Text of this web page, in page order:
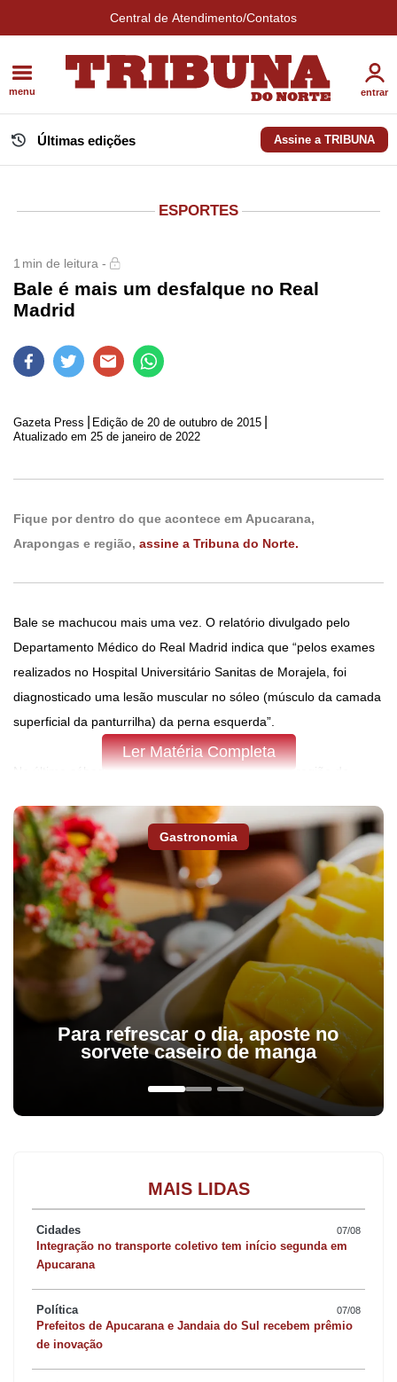
Central de Atendimento/Contatos
menu entrar
Últimas edições Assine a TRIBUNA
ESPORTES
1 min de leitura -
Bale é mais um desfalque no Real
Madrid
Gazeta Press Edição de 20 de outubro de 2015
Atualizado em 25 de janeiro de 2022
Fique por dentro do que acontece em Apucarana,
Arapongas e região, assine a Tribuna do Norte.
Bale se machucou mais uma vez. O relatório divulgado pelo
Departamento Médico do Real Madrid indica que “pelos exames
realizados no Hospital Universitário Sanitas de Morajela, foi
diagnosticado uma lesão muscular no sóleo (músculo da camada
superficial da panturrilha) da perna esquerda”.
No último sábado, o galês sentiu um problema na região da
partida com o Levante, pela oitava rodada do Campeonato
Espanhol.
Além do galês, Rafa Benítez não poderá contar com Benzema,
Pepe, Carvajal e James Rodríguez, que seguem de fora fazendo
tratamento de recuperação.
Ler Matéria Completa
Gastronomia
Para refrescar o dia, aposte no
sorvete caseiro de manga
MAIS LIDAS
Cidades 07/08
Integração no transporte coletivo tem início segunda em
Apucarana
Política 07/08
Prefeitos de Apucarana e Jandaia do Sul recebem prêmio
de inovação